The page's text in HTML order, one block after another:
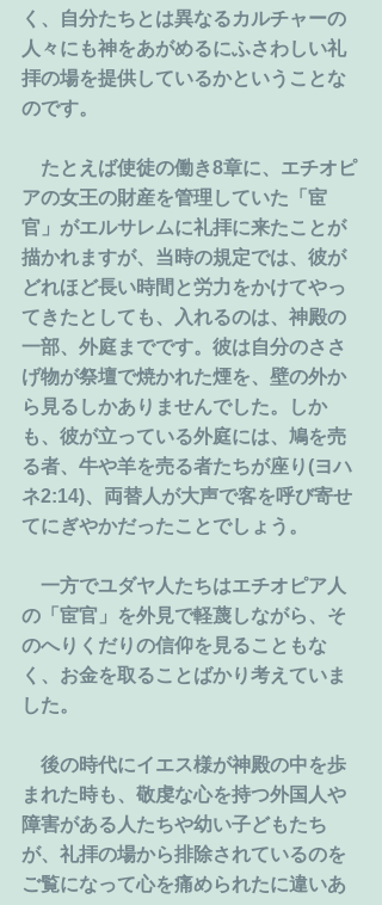
く、自分たちとは異なるカルチャーの
人々にも神をあがめるにふさわしい礼
拝の場を提供しているかということな
のです。
たとえば使徒の働き8章に、エチオピ
アの女王の財産を管理していた「宦
官」がエルサレムに礼拝に来たことが
描かれますが、当時の規定では、彼が
どれほど長い時間と労力をかけてやっ
てきたとしても、入れるのは、神殿の
一部、外庭までです。彼は自分のささ
げ物が祭壇で焼かれた煙を、壁の外か
ら見るしかありませんでした。しか
も、彼が立っている外庭には、鳩を売
る者、牛や羊を売る者たちが座り(ヨハ
ネ2:14)、両替人が大声で客を呼び寄せ
てにぎやかだったことでしょう。
一方でユダヤ人たちはエチオピア人
の「宦官」を外見で軽蔑しながら、そ
のへりくだりの信仰を見ることもな
く、お金を取ることばかり考えていま
した。
後の時代にイエス様が神殿の中を歩
まれた時も、敬虔な心を持つ外国人や
障害がある人たちや幼い子どもたち
が、礼拝の場から排除されているのを
ご覧になって心を痛められたに違いあ